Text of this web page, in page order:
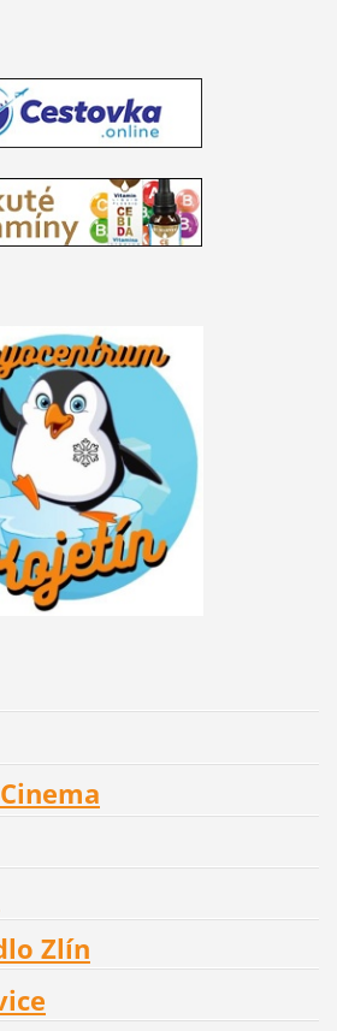
Zlín